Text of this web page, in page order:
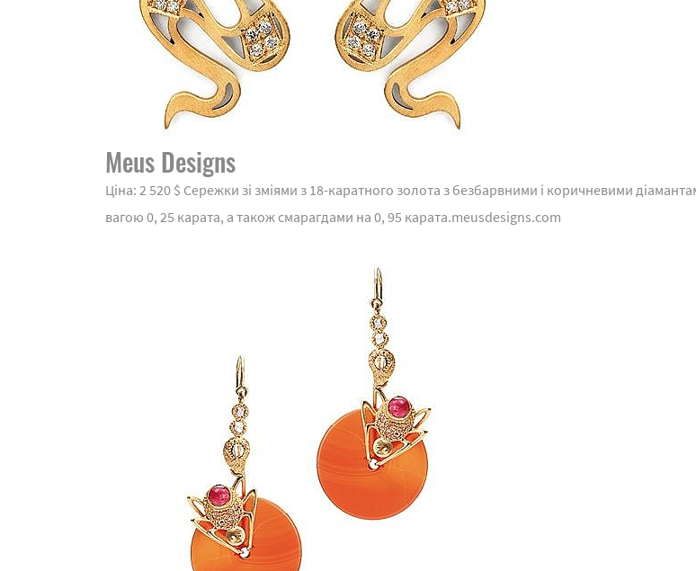
Meus Designs
Ціна: 2 520 $ Сережки зі зміями з 18-каратного золота з безбарвними і коричневими
вагою 0, 25 карата, а також смарагдами на 0, 95 карата.meusdesigns.com